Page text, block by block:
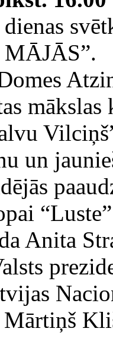
dienas
un
Anita